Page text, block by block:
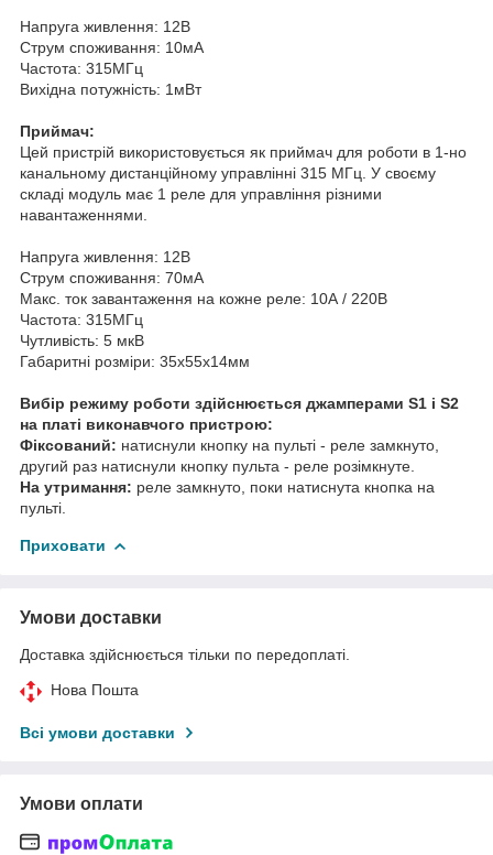
Напруга живлення: 12В
Струм споживання: 10мА
Частота: 315МГц
Вихідна потужність: 1мВт
Приймач:
Цей пристрій використовується як приймач для роботи в 1-но
канальному дистанційному управлінні 315 МГц. У своєму
складі модуль має 1 реле для управління різними
навантаженнями.
Напруга живлення: 12В
Струм споживання: 70мА
Макс ток завантаження на кожне реле: 10А / 220В
Частота: 315МГц
Чутливість: 5 мкВ
Габаритні розміри: 35х55х14мм
Вибір режиму роботи здійснюється джамперами S1 і S2
на платі виконавчого пристрою:
Фіксований: натиснули кнопку на пульті - реле замкнуто,
другий раз натиснули кнопку пульта - реле розімкнуте.
На утримання: реле замкнуто, поки натиснута кнопка на
пульті.
Приховати
Умови доставки
Доставка здійснюється тільки по передоплаті.
Нова Пошта
Всі умови доставки
Умови оплати